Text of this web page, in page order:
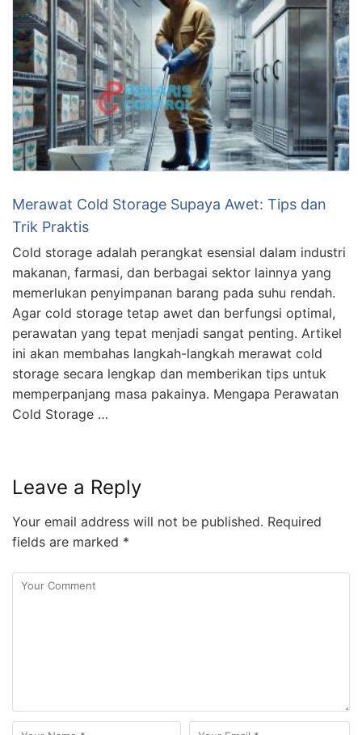
Merawat Cold Storage Supaya Awet: Tips dan
Trik Praktis
Cold storage adalah perangkat esensial dalam industri
makanan, farmasi, dan berbagai sektor lainnya yang
memerlukan penyimpanan barang pada suhu rendah.
Agar cold storage tetap awet dan berfungsi optimal,
perawatan yang tepat menjadi sangat penting. Artikel
ini akan membahas langkah-langkah merawat cold
storage secara lengkap dan memberikan tips untuk
memperpanjang masa pakainya. Mengapa Perawatan
Cold Storage …
Leave a Reply
Your email address will not be published. Required
fields are marked *